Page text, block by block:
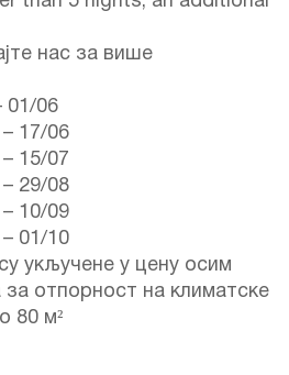
нас за више
01/06
– 17/06
– 15/07
– 29/08
– 10/09
– 01/10
укључене у цену осим
отпорност на климатске
80 м²